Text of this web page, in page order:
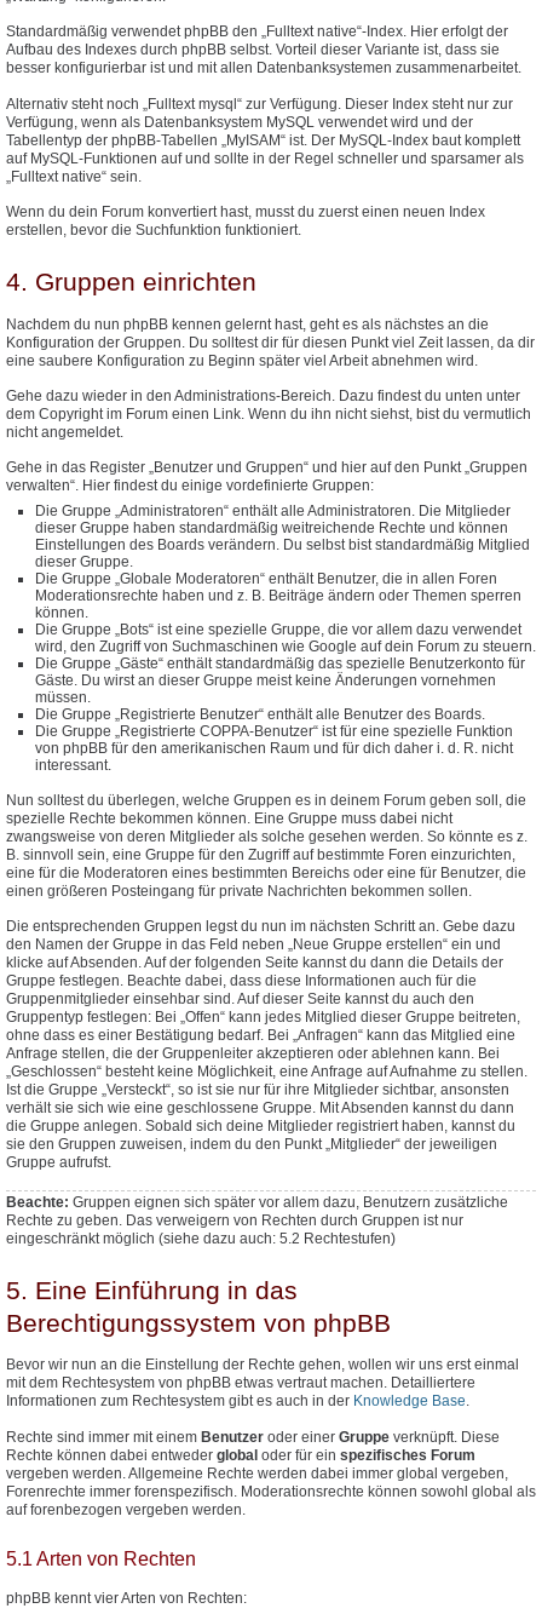
Standardmäßig verwendet phpBB den „Fulltext native“-Index. Hier erfolgt der
Aufbau des Indexes durch phpBB selbst. Vorteil dieser Variante ist, dass sie
besser konfigurierbar ist und mit allen Datenbanksystemen zusammenarbeitet.
Alternativ steht noch „Fulltext mysql“ zur Verfügung. Dieser Index steht nur zur
Verfügung, wenn als Datenbanksystem MySQL verwendet wird und der
Tabellentyp der phpBB-Tabellen „MyISAM“ ist. Der MySQL-Index baut komplett
auf MySQL-Funktionen auf und sollte in der Regel schneller und sparsamer als
„Fulltext native“ sein.
Wenn du dein Forum konvertiert hast, musst du zuerst einen neuen Index
erstellen, bevor die Suchfunktion funktioniert.
4. Gruppen einrichten
Nachdem du nun phpBB kennen gelernt hast, geht es als nächstes an die
Konfiguration der Gruppen. Du solltest dir für diesen Punkt viel Zeit lassen, da dir
eine saubere Konfiguration zu Beginn später viel Arbeit abnehmen wird.
Gehe dazu wieder in den Administrations-Bereich. Dazu findest du unten unter
dem Copyright im Forum einen Link. Wenn du ihn nicht siehst, bist du vermutlich
nicht angemeldet.
Gehe in das Register „Benutzer und Gruppen“ und hier auf den Punkt „Gruppen
verwalten“. Hier findest du einige vordefinierte Gruppen:
Die Gruppe „Administratoren“ enthält alle Administratoren. Die Mitglieder
dieser Gruppe haben standardmäßig weitreichende Rechte und können
Einstellungen des Boards verändern. Du selbst bist standardmäßig Mitglied
dieser Gruppe.
Die Gruppe „Globale Moderatoren“ enthält Benutzer, die in allen Foren
Moderationsrechte haben und z. B. Beiträge ändern oder Themen sperren
können.
Die Gruppe „Bots“ ist eine spezielle Gruppe, die vor allem dazu verwendet
wird, den Zugriff von Suchmaschinen wie Google auf dein Forum zu steuern.
Die Gruppe „Gäste“ enthält standardmäßig das spezielle Benutzerkonto für
Gäste. Du wirst an dieser Gruppe meist keine Änderungen vornehmen
müssen.
Die Gruppe „Registrierte Benutzer“ enthält alle Benutzer des Boards.
Die Gruppe „Registrierte COPPA-Benutzer“ ist für eine spezielle Funktion
von phpBB für den amerikanischen Raum und für dich daher i. d. R. nicht
interessant.
Nun solltest du überlegen, welche Gruppen es in deinem Forum geben soll, die
spezielle Rechte bekommen können. Eine Gruppe muss dabei nicht
zwangsweise von deren Mitglieder als solche gesehen werden. So könnte es z.
B. sinnvoll sein, eine Gruppe für den Zugriff auf bestimmte Foren einzurichten,
eine für die Moderatoren eines bestimmten Bereichs oder eine für Benutzer, die
einen größeren Posteingang für private Nachrichten bekommen sollen.
Die entsprechenden Gruppen legst du nun im nächsten Schritt an. Gebe dazu
den Namen der Gruppe in das Feld neben „Neue Gruppe erstellen“ ein und
klicke auf Absenden. Auf der folgenden Seite kannst du dann die Details der
Gruppe festlegen. Beachte dabei, dass diese Informationen auch für die
Gruppenmitglieder einsehbar sind. Auf dieser Seite kannst du auch den
Gruppentyp festlegen: Bei „Offen“ kann jedes Mitglied dieser Gruppe beitreten,
ohne dass es einer Bestätigung bedarf. Bei „Anfragen“ kann das Mitglied eine
Anfrage stellen, die der Gruppenleiter akzeptieren oder ablehnen kann. Bei
„Geschlossen“ besteht keine Möglichkeit, eine Anfrage auf Aufnahme zu stellen.
Ist die Gruppe „Versteckt“, so ist sie nur für ihre Mitglieder sichtbar, ansonsten
verhält sie sich wie eine geschlossene Gruppe. Mit Absenden kannst du dann
die Gruppe anlegen. Sobald sich deine Mitglieder registriert haben, kannst du
sie den Gruppen zuweisen, indem du den Punkt „Mitglieder“ der jeweiligen
Gruppe aufrufst.
Beachte: Gruppen eignen sich später vor allem dazu, Benutzern zusätzliche
Rechte zu geben. Das verweigern von Rechten durch Gruppen ist nur
eingeschränkt möglich (siehe dazu auch: 5.2 Rechtestufen)
5. Eine Einführung in das
Berechtigungssystem von phpBB
Bevor wir nun an die Einstellung der Rechte gehen, wollen wir uns erst einmal
mit dem Rechtesystem von phpBB etwas vertraut machen. Detailliertere
Informationen zum Rechtesystem gibt es auch in der Knowledge Base.
Rechte sind immer mit einem Benutzer oder einer Gruppe verknüpft. Diese
Rechte können dabei entweder global oder für ein spezifisches Forum
vergeben werden. Allgemeine Rechte werden dabei immer global vergeben,
Forenrechte immer forenspezifisch. Moderationsrechte können sowohl global als
auf forenbezogen vergeben werden.
5.1 Arten von Rechten
phpBB kennt vier Arten von Rechten: